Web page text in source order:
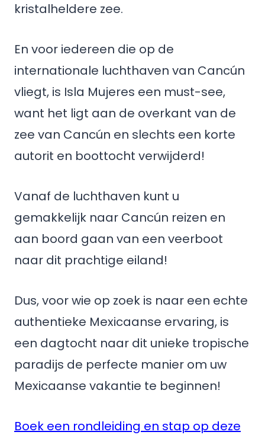
kristalheldere zee.
En voor iedereen die op de
internationale luchthaven van Cancún
vliegt, is Isla Mujeres een must-see,
want het ligt aan de overkant van de
zee van Cancún en slechts een korte
autorit en boottocht verwijderd!
Vanaf de luchthaven kunt u
gemakkelijk naar Cancún reizen en
aan boord gaan van een veerboot
naar dit prachtige eiland!
Dus, voor wie op zoek is naar een echte
authentieke Mexicaanse ervaring, is
een dagtocht naar dit unieke tropische
paradijs de perfecte manier om uw
Mexicaanse vakantie te beginnen!
Boek een rondleiding en stap op deze